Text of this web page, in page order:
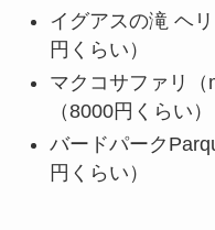
イグアスの滝 ヘ
円くらい）
マクコサファリ
（8000円くらい）
バードパーク
円くらい）